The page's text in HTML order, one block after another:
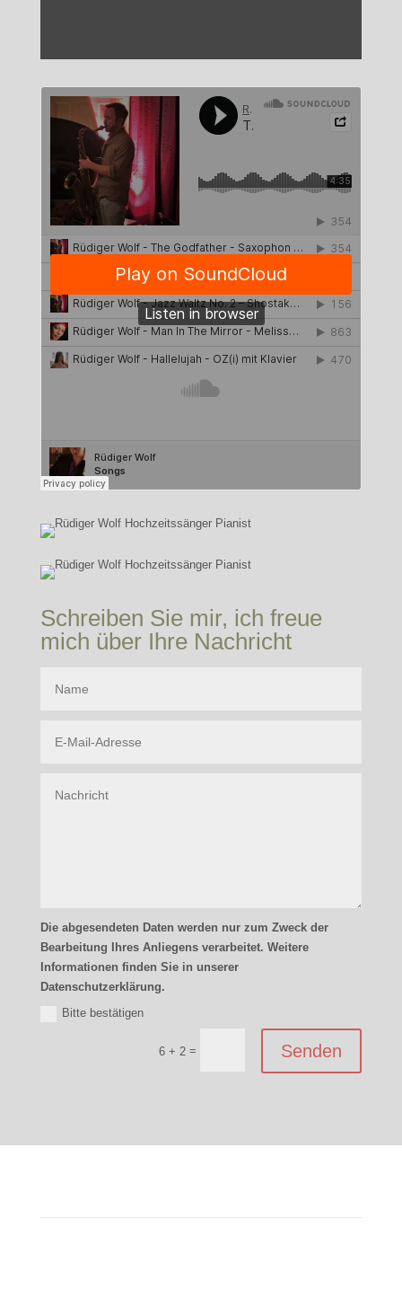
Schreiben Sie mir, ich freue
mich über Ihre Nachricht
Die abgesendeten Daten werden nur zum Zweck der
Bearbeitung Ihres Anliegens verarbeitet. Weitere
Informationen finden Sie in unserer
Datenschutzerklärung.
Bitte bestätigen
6 + 2 = Senden